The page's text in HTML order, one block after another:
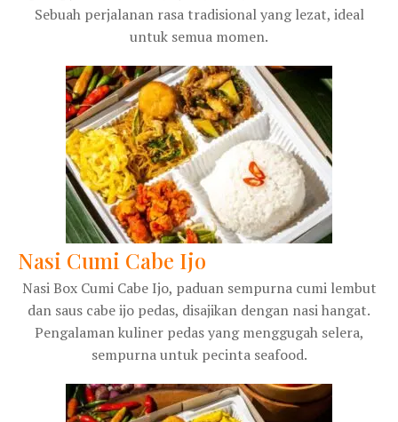
Sebuah perjalanan rasa tradisional yang lezat, ideal
untuk semua momen.
Nasi Cumi Cabe Ijo
Nasi Box Cumi Cabe Ijo, paduan sempurna cumi lembut
dan saus cabe ijo pedas, disajikan dengan nasi hangat.
Pengalaman kuliner pedas yang menggugah selera,
sempurna untuk pecinta seafood.